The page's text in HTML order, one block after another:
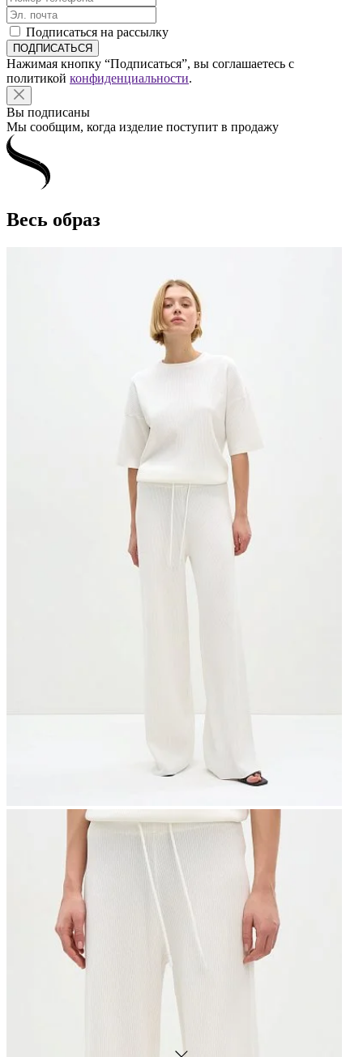
Подписаться на рассылку
Нажимая кнопку “Подписаться”, вы соглашаетесь с
политикой конфиденциальности.
Вы подписаны
Мы сообщим, когда изделие поступит в продажу
Весь образ